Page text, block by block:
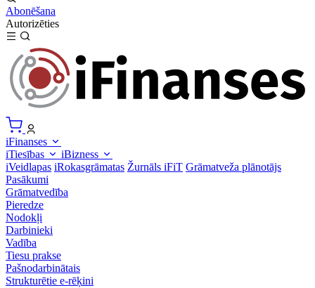
Abonēšana
Autorizēties
iFinanses
iTiesības
iBizness
iVeidlapas iRokasgrāmatas Žurnāls iFiT Grāmatveža plānotājs
Pasākumi
Grāmatvedība
Pieredze
Nodokļi
Darbinieki
Vadība
Tiesu prakse
Pašnodarbinātais
Strukturētie e-rēķini